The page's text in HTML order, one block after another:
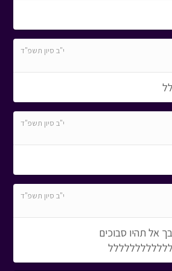
י"ב סיון תשפ"ד
י"ב סיון תשפ"ד
י"ב סיון תשפ"ד
אל תהיו סבוכים